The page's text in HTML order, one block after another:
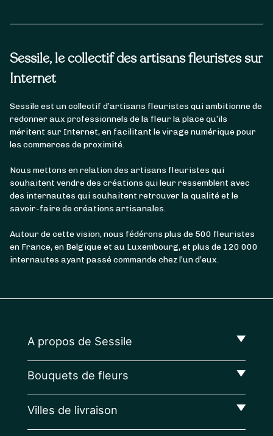
Sessile, le collectif des artisans fleuristes sur
Internet
Sessile est un collectif d’artisans fleuristes qui ambitionne de
redonner aux professionnels de la fleur la place qu’ils
méritent sur Internet, en facilitant le virage numérique pour
les commerces de proximité.
Nous mettons en relation des artisans fleuristes qui
souhaitent vendre des créations qui leur ressemblent avec
des internautes qui souhaitent retrouver la qualité et le
savoir-faire de créations artisanales.
Autour de cette vision, nous fédérons plus de 500 fleuristes
en France, en Belgique et au Luxembourg, et plus de 120 000
internautes ayant passé commande chez l’un d’eux.
A propos de Sessile
Bouquets de fleurs
Villes de livraison